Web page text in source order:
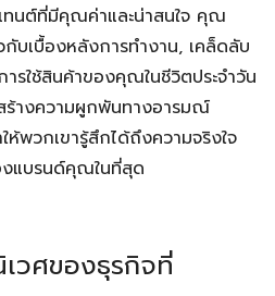
ทนต์ที่มีคุณค่าและน่าสนใจ คุณ
บเบื้องหลังการทำงาน, เคล็ดลับ
รใช้สินค้าของคุณในชีวิตประจำวัน
ร้างความผูกพันทางอารมณ์
ห้พวกเขารู้สึกได้ถึงความจริงใจ
แบรนด์คุณในที่สุด
เวศของธุรกิจที่